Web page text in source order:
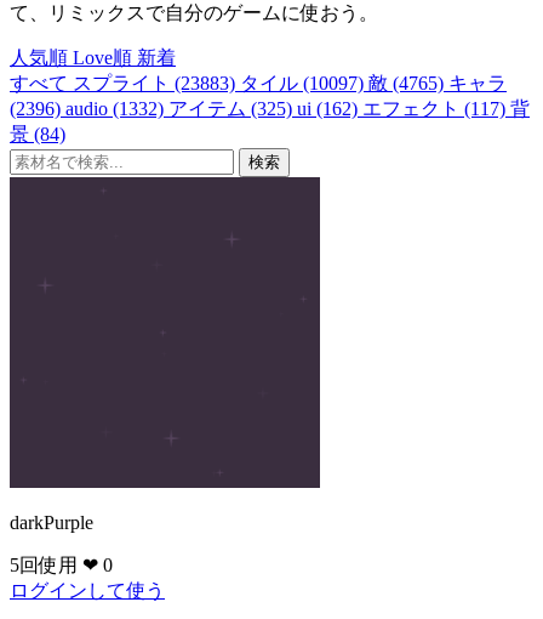
て、リミックスで自分のゲームに使おう。
人気順 Love順 新着
すべて スプライト (23883) タイル (10097) 敵 (4765) キャラ
(2396) audio (1332) アイテム (325) ui (162) エフェクト (117) 背
景 (84)
検索
darkPurple
5回使用 ❤ 0
ログインして使う